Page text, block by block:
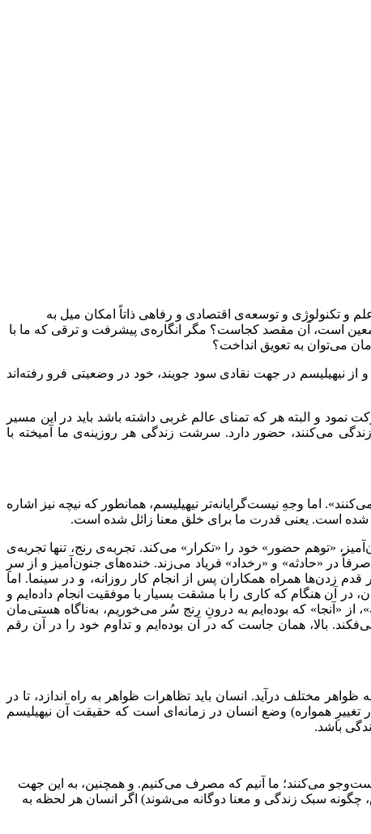
و تکنولوژی و توسعه‌ی اقتصادی و رفاهی ذاتاً امکان میل به
است، آن مقصد کجاست؟ مگر انگاره‌ی پیشرفت و ترقی که ما با
می‌توان به تعویق انداخت؟
و از نیهیلیسم در جهت نقادی سود جویند، خود در وضعیتی فرو رفته‌اند
و البته هر که تمنای عالم غربی داشته باشد باید در این مسیر
می‌کنند، حضور دارد. سرشت زندگی هر روزینه‌ی ما آمیخته با
اما وجهِ نیست‌گرایانه‌تر نیهیلیسم، همانطور که نیچه نیز اشاره
شده است. یعنی قدرت ما برای خلق معنا زائل شده است.
«توهم حضور» خود را «تکرار» می‌کند. تجربه‌ی رنج، تنها تجربه‌ی
در «حادثه» و «رخداد» فریاد می‌زند. خنده‌های جنون‌آمیز و از سرِ
زدن‌ها همراه همکاران پس از انجام کار روزانه، و در سینما. اما
در آن هنگام که کاری را با مشقت بسیار با موفقیت انجام داده‌ایم و
«آنجا» که بوده‌ایم به درونِ رنج سُر می‌خوریم، به‌ناگاه هستی‌مان
بالا، همان جاست که در آن بوده‌ایم و تداوم خود را در آن رقم
مختلف درآید. انسان باید تظاهرات ظواهر به راه اندازد، تا در
همواره) وضع انسان در زمانه‌ای است که حقیقت آن نیهیلیسم
باشد.
می‌کنند؛ ما آنیم که مصرف می‌کنیم. و همچنین، به این جهت
سبک زندگی و معنا دوگانه می‌شوند) اگر انسان هر لحظه به